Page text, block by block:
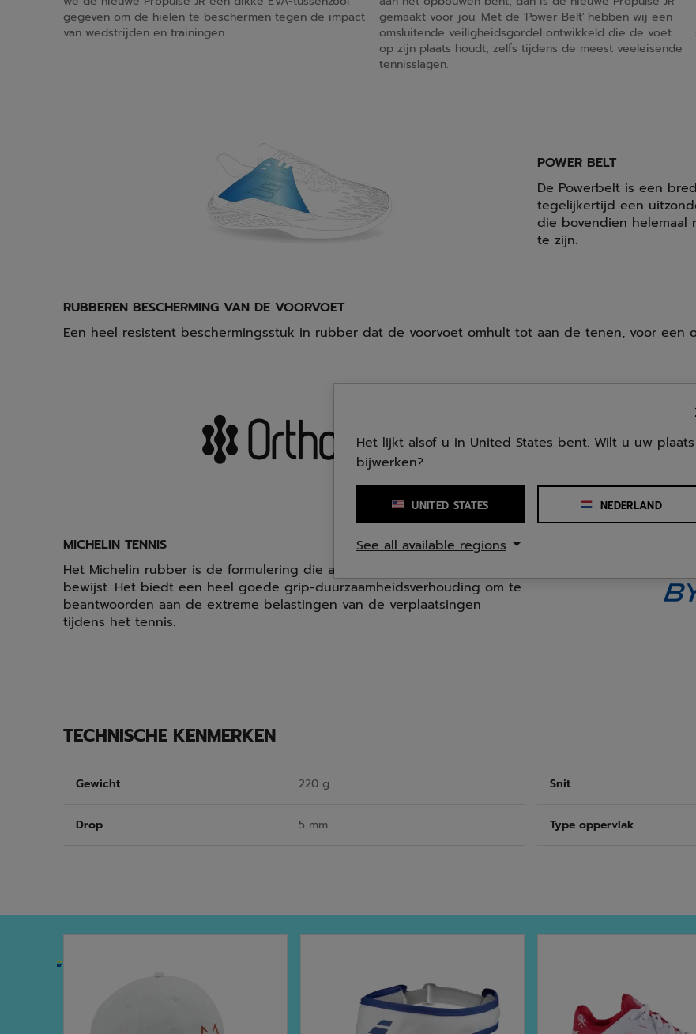
gegeven om de hielen te beschermen tegen de impact
van wedstrijden en trainingen.
gemaakt voor jou. Met de 'Power Belt' hebben wij een
omsluitende veiligheidsgordel ontwikkeld die de voet
op zijn plaats houdt, zelfs tijdens de meest veeleisende
tennisslagen.
POWER BELT
De Powerbelt is een
tegelijkertijd een
die bovendien
te zijn.
RUBBEREN BESCHERMING VAN DE VOORVOET
Een heel resistent beschermingsstuk in rubber dat de voorvoet omhult tot aan de tenen, voor een
Dankzij de
ingesneden interne
MICHELIN TENNIS
Het Michelin rubber is de formulering die al 20 jaar zijn prestaties
bewijst. Het biedt een heel goede grip-duurzaamheidsverhouding om te
beantwoorden aan de extreme belastingen van de verplaatsingen
tijdens het tennis.
TECHNISCHE KENMERKEN
Gewicht 220 g Snit
Drop 5 mm Type oppervlak
Het lijkt alsof u in United States bent. Wilt u uw plaats
bijwerken?
UNITED STATES NEDERLAND
See all available regions